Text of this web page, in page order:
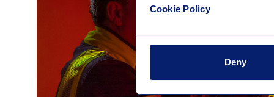
Cookie Policy
Deny